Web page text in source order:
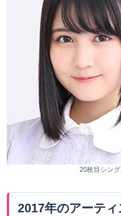
20枚目シン
2017年のアーテ